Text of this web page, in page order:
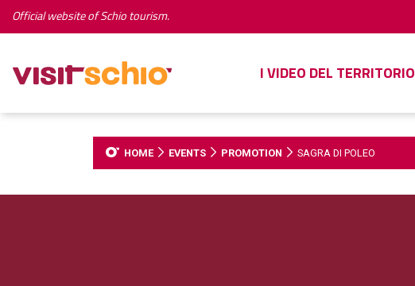
Official website of Schio tourism.
I VIDEO DEL TERRITORIO
HOME EVENTS PROMOTION SAGRA DI POLEO